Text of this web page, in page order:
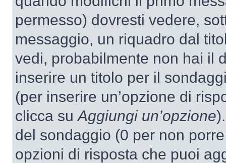
permesso) dovresti vedere,
messaggio, un riquadro dal
vedi, probabilmente non hai il
inserire un titolo per il
(per inserire un’opzione di
clicca suAggiungi un’opzione
del sondaggio (0 per non
opzioni di risposta che puoi